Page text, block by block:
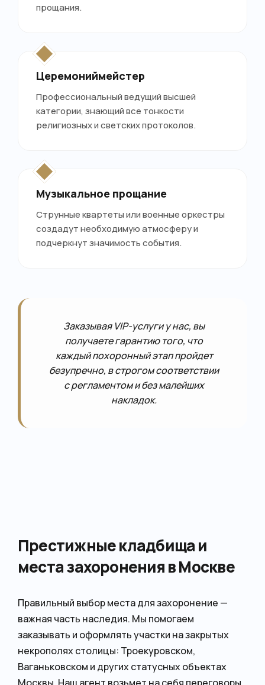
прощания.
Церемониймейстер
Профессиональный ведущий высшей
категории, знающий все тонкости
религиозных и светских протоколов.
Музыкальное прощание
Струнные квартеты или военные оркестры
создадут необходимую атмосферу и
подчеркнут значимость события.
Заказывая VIP-услуги у нас, вы
получаете гарантию того, что
каждый похоронный этап пройдет
безупречно, в строгом соответствии
с регламентом и без малейших
накладок.
Престижные кладбища и
места захоронения в Москве
Правильный выбор места для захоронение —
важная часть наследия. Мы помогаем
заказывать и оформлять участки на закрытых
некрополях столицы: Троекуровском,
Ваганьковском и других статусных объектах